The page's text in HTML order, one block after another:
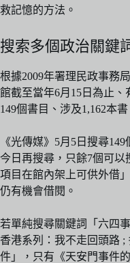
救記憶的方法。
搜索多個政治關鍵
根據2009年署理民政事務
館截至當年6月15日為止
149個書目、涉及1,162本書
《光傳媒》5月5日搜尋
今日再搜尋，只餘7個可以
項目在館內架上可供外借
仍有機會借閱。
若單純搜尋關鍵詞「六四
香港系列：我不走回頭路
件」，只有《天安門事件